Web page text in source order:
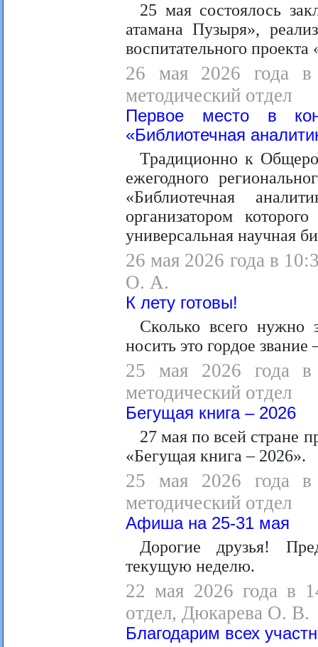
25 мая состоялось
атамана Пузыря»,
воспитательного
26 мая 2026 года в
методический отдел
Первое место в
«Библиотечная
Традиционно к
ежегодного
«Библиотечная
организатором
универсальная научная
26 мая 2026 года в
О. А.
К лету готовы!
Сколько всего нужно
носить это гордое
25 мая 2026 года в
методический отдел
Бегущая книга – 2026
27 мая по всей стране
«Бегущая книга – 2026».
25 мая 2026 года в
методический отдел
Афиша на 25-31 мая
Дорогие друзья!
текущую неделю.
22 мая 2026 года в
отдел, Дюкарева О. В.
Благодарим всех